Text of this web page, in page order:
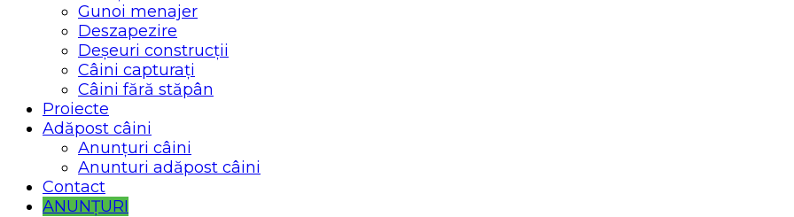
Gunoi menajer
Deszapezire
Deșeuri construcții
Câini capturați
Câini fără stăpân
Proiecte
Adăpost câini
Anunțuri câini
Anunturi adăpost câini
Contact
ANUNȚURI